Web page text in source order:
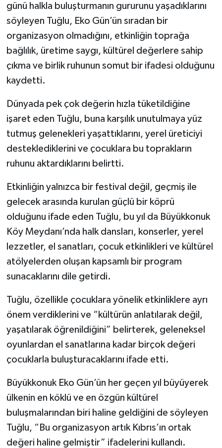
günü halkla buluşturmanın gururunu yaşadıklarını
söyleyen Tuğlu, Eko Gün’ün sıradan bir
organizasyon olmadığını, etkinliğin toprağa
bağlılık, üretime saygı, kültürel değerlere sahip
çıkma ve birlik ruhunun somut bir ifadesi olduğunu
kaydetti.
Dünyada pek çok değerin hızla tüketildiğine
işaret eden Tuğlu, buna karşılık unutulmaya yüz
tutmuş gelenekleri yaşattıklarını, yerel üreticiyi
desteklediklerini ve çocuklara bu toprakların
ruhunu aktardıklarını belirtti.
Etkinliğin yalnızca bir festival değil, geçmiş ile
gelecek arasında kurulan güçlü bir köprü
olduğunu ifade eden Tuğlu, bu yıl da Büyükkonuk
Köy Meydanı’nda halk dansları, konserler, yerel
lezzetler, el sanatları, çocuk etkinlikleri ve kültürel
atölyelerden oluşan kapsamlı bir program
sunacaklarını dile getirdi.
Tuğlu, özellikle çocuklara yönelik etkinliklere ayrı
önem verdiklerini ve “kültürün anlatılarak değil,
yaşatılarak öğrenildiğini” belirterek, geleneksel
oyunlardan el sanatlarına kadar birçok değeri
çocuklarla buluşturacaklarını ifade etti.
Büyükkonuk Eko Gün’ün her geçen yıl büyüyerek
ülkenin en köklü ve en özgün kültürel
buluşmalarından biri haline geldiğini de söyleyen
Tuğlu, “Bu organizasyon artık Kıbrıs’ın ortak
değeri haline gelmiştir” ifadelerini kullandı.